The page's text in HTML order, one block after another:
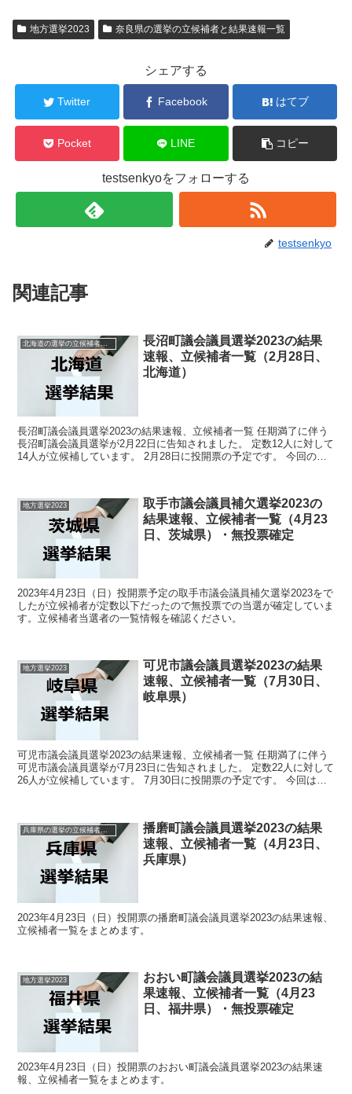
地方選挙2023 奈良県の選挙の立候補者と結果速報一覧
シェアする
Twitter Facebook はてブ
Pocket LINE コピー
testsenkyoをフォローする
testsenkyo
関連記事
北海道の選挙の立候補者と結果速報一覧
長沼町議会議員選挙2023の結果
速報、立候補者一覧（2月28日、
北海道）
長沼町議会議員選挙2023の結果速報、立候補者一覧 任期満了に伴う
長沼町議会議員選挙が2月22日に告知されました。 定数12人に対して
14人が立候補しています。 2月28日に投開票の予定です。 今回の記
地方選挙2023
取手市議会議員補欠選挙2023の
結果速報、立候補者一覧（4月23
日、茨城県）・無投票確定
2023年4月23日（日）投開票予定の取手市議会議員補欠選挙2023をで
したが立候補者が定数以下だったので無投票での当選が確定していま
す。立候補者当選者の一覧情報を確認ください。
地方選挙2023
可児市議会議員選挙2023の結果
速報、立候補者一覧（7月30日、
岐阜県）
可児市議会議員選挙2023の結果速報、立候補者一覧 任期満了に伴う
可児市議会議員選挙が7月23日に告知されました。 定数22人に対して
26人が立候補しています。 7月30日に投開票の予定です。 今回はこ
兵庫県の選挙の立候補者と結果速報一覧
播磨町議会議員選挙2023の結果
速報、立候補者一覧（4月23日、
兵庫県）
2023年4月23日（日）投開票の播磨町議会議員選挙2023の結果速報、
立候補者一覧をまとめます。
地方選挙2023
おおい町議会議員選挙2023の結
果速報、立候補者一覧（4月23
日、福井県）・無投票確定
2023年4月23日（日）投開票のおおい町議会議員選挙2023の結果速
報、立候補者一覧をまとめます。